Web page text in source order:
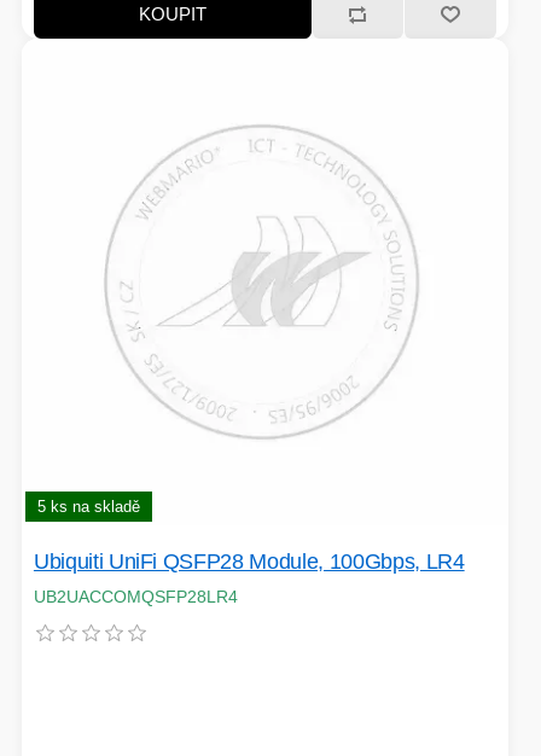
HERNÍ ZDROJE
BATERIE
KOLOBĚŽKY
LOKÁTORY
FRITÉZY
KOUPIT
5 ks na skladě
Ubiquiti UniFi QSFP28 Module, 100Gbps, LR4
UB2UACCOMQSFP28LR4